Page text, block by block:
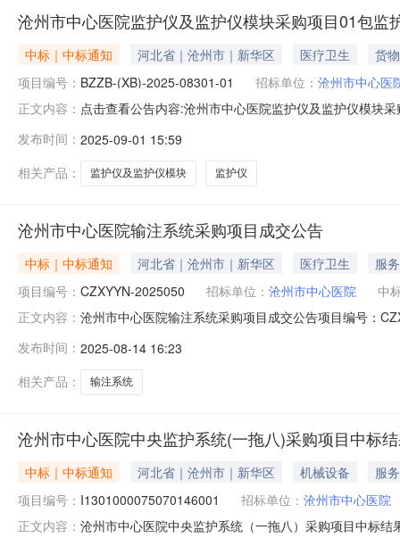
沧州市中心医院监护仪及监护仪模块采购项目01包监
中标｜中标通知 河北省｜沧州市｜新华区 医疗卫生
货物
项目编号： BZZB-(XB)-2025-08301-01 招标单位： 沧州市中心医
正文内容： 点击查看公告内容:沧州市中心医院监护仪及监护仪模块
22.500000万元二、其他：成交人：石家庄靖冉医疗器
发布时间： 2025-09-01 15:59
相关产品：
监护仪及监护仪模块 监护仪
沧州市中心医院输注系统采购项目成交公告
中标｜中标通知 河北省｜沧州市｜新华区 医疗卫生
服务
项目编号： CZXYYN-2025050 招标单位： 沧州市中心医院
中
正文内容： 沧州市中心医院输注系统采购项目成交公告项目编号：
函及加盖公章的相关证明材料，由法定代表人或委托代
沧州市中心医院招标采购办
发布时间： 2025-08-14 16:23
相关产品：
输注系统
沧州市中心医院中央监护系统(一拖八)采购项目中标
中标｜中标通知 河北省｜沧州市｜新华区 机械设备
服务
项目编号： I1301000075070146001 招标单位： 沧州市中心医院
正文内容： 沧州市中心医院中央监护系统（一拖八）采购项目中标